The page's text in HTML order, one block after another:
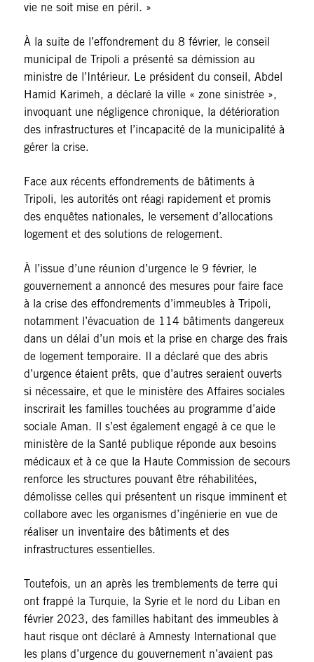
vie ne soit mise en péril. »
À la suite de l’effondrement du 8 février, le conseil
municipal de Tripoli a présenté sa démission au
ministre de l’Intérieur. Le président du conseil, Abdel
Hamid Karimeh, a déclaré la ville « zone sinistrée »,
invoquant une négligence chronique, la détérioration
des infrastructures et l’incapacité de la municipalité à
gérer la crise.
Face aux récents effondrements de bâtiments à
Tripoli, les autorités ont réagi rapidement et promis
des enquêtes nationales, le versement d’allocations
logement et des solutions de relogement.
À l’issue d’une réunion d’urgence le 9 février, le
gouvernement a annoncé des mesures pour faire face
à la crise des effondrements d’immeubles à Tripoli,
notamment l’évacuation de 114 bâtiments dangereux
dans un délai d’un mois et la prise en charge des frais
de logement temporaire. Il a déclaré que des abris
d’urgence étaient prêts, que d’autres seraient ouverts
si nécessaire, et que le ministère des Affaires sociales
inscrirait les familles touchées au programme d’aide
sociale Aman. Il s’est également engagé à ce que le
ministère de la Santé publique réponde aux besoins
médicaux et à ce que la Haute Commission de secours
renforce les structures pouvant être réhabilitées,
démolisse celles qui présentent un risque imminent et
collabore avec les organismes d’ingénierie en vue de
réaliser un inventaire des bâtiments et des
infrastructures essentielles.
Toutefois, un an après les tremblements de terre qui
ont frappé la Turquie, la Syrie et le nord du Liban en
février 2023, des familles habitant des immeubles à
haut risque ont déclaré à Amnesty International que
les plans d’urgence du gouvernement n’avaient pas